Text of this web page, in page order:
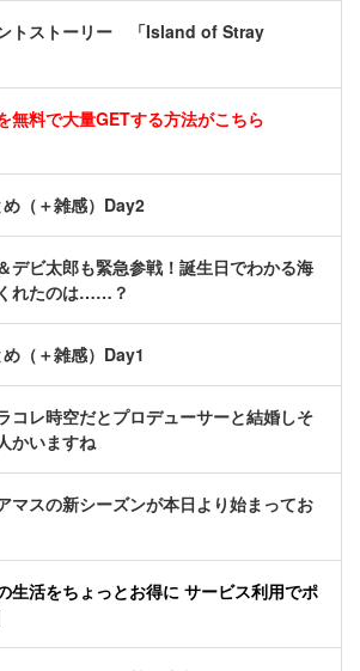
トストーリー 「Island of Stray
無料で大量GETする方法がこちら
（＋雑感）Day2
デビ太郎も緊急参戦！誕生日でわかる海
れたのは……？
（＋雑感）Day1
コレ時空だとプロデューサーと結婚しそ
かいますね
マスの新シーズンが本日より始まってお
生活をちょっとお得に サービス利用でポ